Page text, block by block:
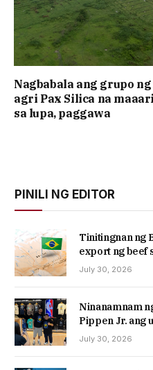
Nagbabala ang grupo
agri Pax Silica na
sa lupa, paggawa
PINILI NG EDITOR
Tinitingnan ng
export ng beef
July 30, 2026
Ninanamnam
Pippen Jr. ang
July 30, 2026